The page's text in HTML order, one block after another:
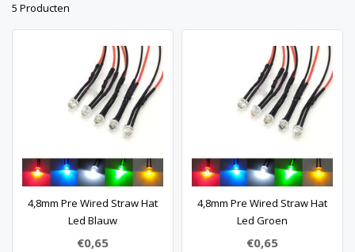
5 Producten
4,8mm Pre Wired Straw Hat
Led Blauw
€0,65
4,8mm Pre Wired Straw Hat
Led Groen
€0,65